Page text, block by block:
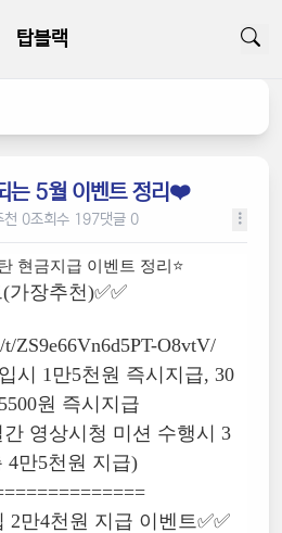
탑블랙
는 5월 이벤트 정리❤️
천 0조회수 197댓글 0
가장추천)✅✅
ZS9e66Vn6d5PT-O8vtV/
시 1만5천원 즉시지급, 30
원 즉시지급
영상시청 미션 수행시 3
만5천원 지급)
2만4천원 지급 이벤트✅✅